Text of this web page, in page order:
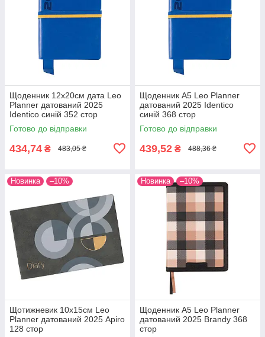
Щоденник 12х20cм дата Leo
Planner датований 2025
Identico синій 352 стор
Готово до відправки
434,74 ₴ 483,05 ₴
Щоденник А5 Leo Planner
датований 2025 Identico
синій 368 стор
Готово до відправки
439,52 ₴ 488,36 ₴
Новинка –10%
Щотижневик 10х15см Leo
Planner датований 2025 Apiro
128 стор
Новинка –10%
Щоденник А5 Leo Planner
датований 2025 Brandy 368
стор